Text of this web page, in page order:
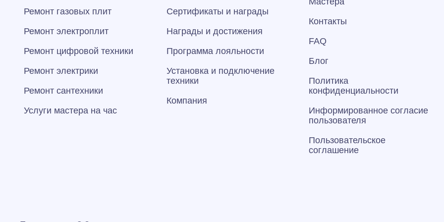
Ремонт газовых плит
Ремонт электроплит
Ремонт цифровой техники
Ремонт электрики
Ремонт сантехники
Услуги мастера на час
Сертификаты и награды
Награды и достижения
Программа лояльности
Установка и подключение
техники
Компания
Контакты
FAQ
Блог
Политика
конфиденциальности
Информированное согласие
пользователя
Пользовательское
соглашение